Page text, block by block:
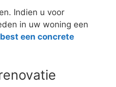
Indien u voor
in uw woning een
een concrete